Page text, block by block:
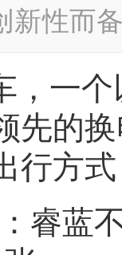
新性而
，一
先的
行方